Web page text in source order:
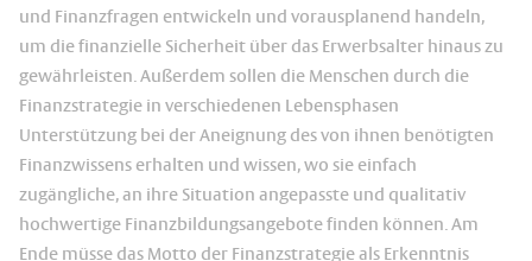
und Finanzfragen entwickeln und vorausplanend handeln,
um die finanzielle Sicherheit über das Erwerbsalter hinaus zu
gewährleisten. Außerdem sollen die Menschen durch die
Finanzstrategie in verschiedenen Lebensphasen
Unterstützung bei der Aneignung des von ihnen benötigten
Finanzwissens erhalten und wissen, wo sie einfach
zugängliche, an ihre Situation angepasste und qualitativ
hochwertige Finanzbildungsangebote finden können. Am
Ende müsse das Motto der Finanzstrategie als Erkenntnis